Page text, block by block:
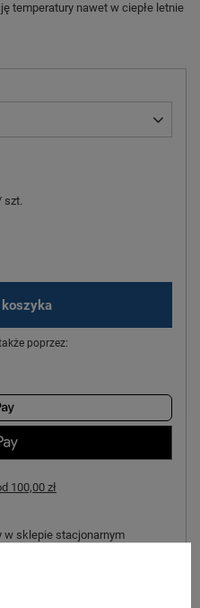
temperatury nawet w ciepłe letnie
szt.
koszyka
poprzez:
100,00 zł
w sklepie stacjonarnym
zapłać za 30 dni, jeżeli nie